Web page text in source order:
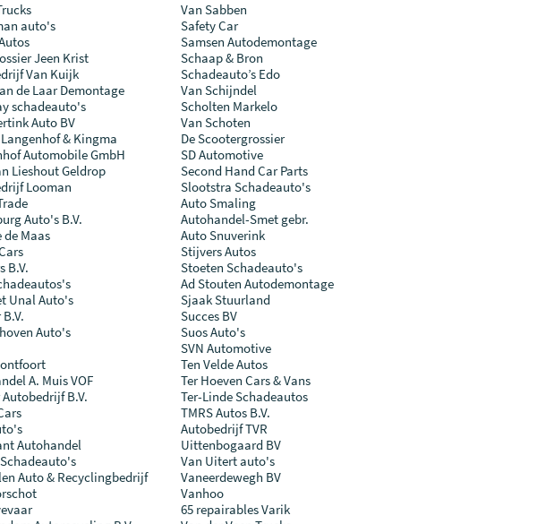
auto's
Jeen Krist
Van Kuijk
de Laar Demontage
schadeauto's
Auto BV
& Kingma
Automobile GmbH
Lieshout Geldrop
Looman
Auto's B.V.
de Maas
B.V.
Unal Auto's
Auto's
A. Muis VOF
B.V.
Autohandel
Auto & Recyclingbedrijf
Van Sabben
Safety Car
Samsen Autodemontage
Schaap & Bron
Schadeauto’s Edo
Van Schijndel
Scholten Markelo
Van Schoten
De Scootergrossier
SD Automotive
Second Hand Car Parts
Slootstra Schadeauto's
Auto Smaling
Autohandel-Smet gebr.
Auto Snuverink
Stijvers Autos
Stoeten Schadeauto's
Ad Stouten Autodemontage
Sjaak Stuurland
Succes BV
Suos Auto's
SVN Automotive
Ten Velde Autos
Ter Hoeven Cars & Vans
Ter-Linde Schadeautos
TMRS Autos B.V.
Autobedrijf TVR
Uittenbogaard BV
Van Uitert auto's
Vaneerdewegh BV
Vanhoo
65 repairables Varik